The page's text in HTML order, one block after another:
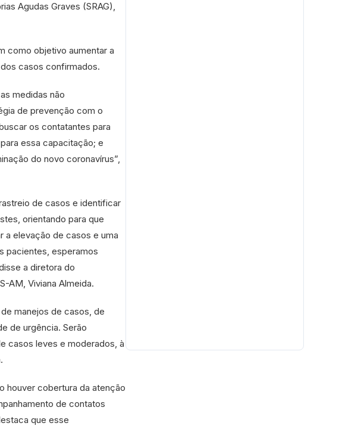
Agudas Graves (SRAG),
como objetivo aumentar a
casos confirmados.
medidas não
de prevenção com o
os contatantes para
essa capacitação; e
do novo coronavírus”,
de casos e identificar
orientando para que
a elevação de casos e uma
pacientes, esperamos
a diretora do
AM, Viviana Almeida.
manejos de casos, de
de urgência. Serão
casos leves e moderados, à
houver cobertura da atenção
de contatos
que esse